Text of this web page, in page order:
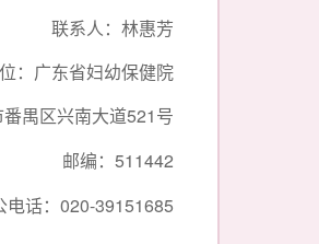
联系人：林惠芳
：广东省妇幼保健院
禺区兴南大道521 号
邮编：511442
电话：020-39151685